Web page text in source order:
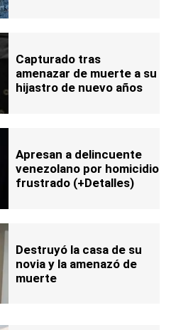
Capturado tras
amenazar de muerte a su
hijastro de nuevo años
Apresan a delincuente
venezolano por homicidio
frustrado (+Detalles)
Destruyó la casa de su
novia y la amenazó de
muerte